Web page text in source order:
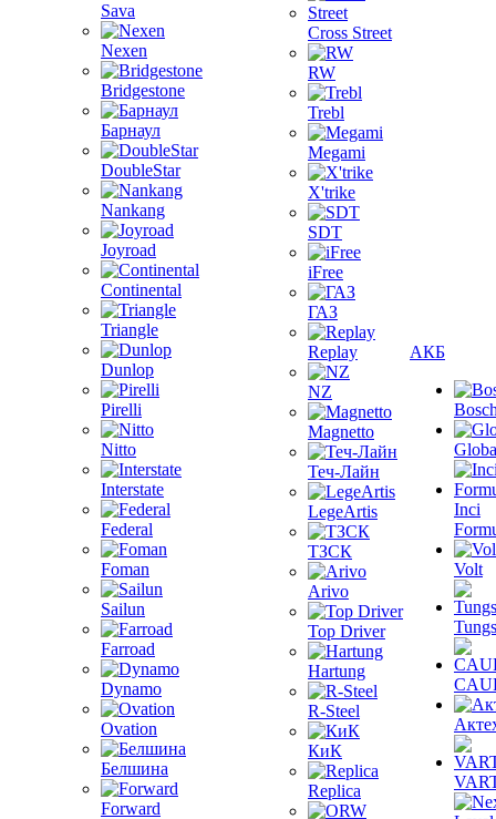
Sava
Nexen
Bridgestone
Барнаул
DoubleStar
Nankang
Joyroad
Continental
Triangle
Dunlop
Pirelli
Nitto
Interstate
Federal
Foman
Sailun
Farroad
Dynamo
Ovation
Белшина
Forward
Cross Street
RW
Trebl
Megami
X'trike
SDT
iFree
ГАЗ
Replay
NZ
Magnetto
Теч-Лайн
LegeArtis
ТЗСК
Arivo
Top Driver
Hartung
R-Steel
КиК
Replica
АКБ
Inci
Volt